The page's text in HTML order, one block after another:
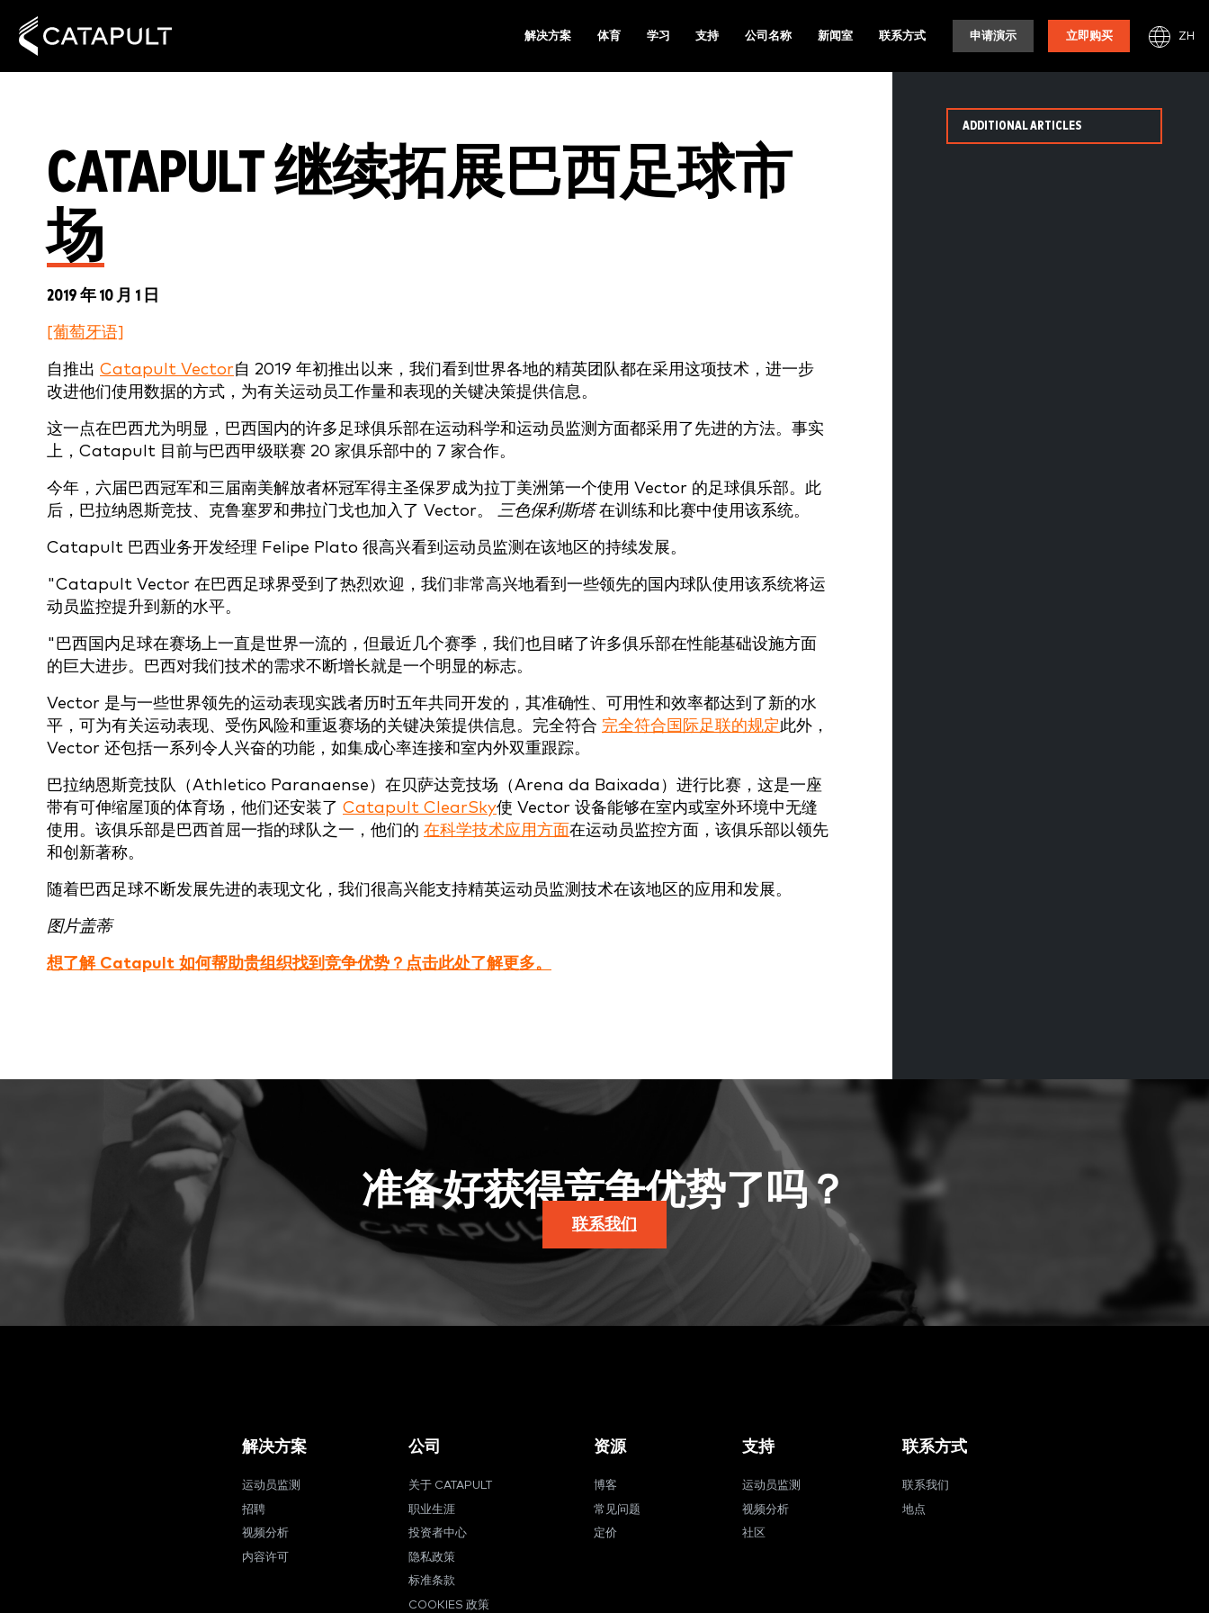
解决方案 体育 学习 支持 公司名称 新闻室 联系方式 申请演示 立即购买 ZH
CATAPULT 继续拓展巴西足球市
场
2019 年 10 月 1 日
[葡萄牙语]
自推出 Catapult Vector自 2019 年初推出以来，我们看到世界各地的精英团队都在采用这项技术，进一步
改进他们使用数据的方式，为有关运动员工作量和表现的关键决策提供信息。
这一点在巴西尤为明显，巴西国内的许多足球俱乐部在运动科学和运动员监测方面都采用了先进的方法。事实
上，Catapult 目前与巴西甲级联赛 20 家俱乐部中的 7 家合作。
今年，六届巴西冠军和三届南美解放者杯冠军得主圣保罗成为拉丁美洲第一个使用 Vector 的足球俱乐部。此
后，巴拉纳恩斯竞技、克鲁塞罗和弗拉门戈也加入了 Vector。 三色保利斯塔在训练和比赛中使用该系统。
Catapult 巴西业务开发经理 Felipe Plato 很高兴看到运动员监测在该地区的持续发展。
"Catapult Vector 在巴西足球界受到了热烈欢迎，我们非常高兴地看到一些领先的国内球队使用该系统将运
动员监控提升到新的水平。
"巴西国内足球在赛场上一直是世界一流的，但最近几个赛季，我们也目睹了许多俱乐部在性能基础设施方面
的巨大进步。巴西对我们技术的需求不断增长就是一个明显的标志。
Vector 是与一些世界领先的运动表现实践者历时五年共同开发的，其准确性、可用性和效率都达到了新的水
平，可为有关运动表现、受伤风险和重返赛场的关键决策提供信息。完全符合 完全符合国际足联的规定此外，
Vector 还包括一系列令人兴奋的功能，如集成心率连接和室内外双重跟踪。
巴拉纳恩斯竞技队（Athletico Paranaense）在贝萨达竞技场（Arena da Baixada）进行比赛，这是一座
带有可伸缩屋顶的体育场，他们还安装了 Catapult ClearSky使 Vector 设备能够在室内或室外环境中无缝
使用。该俱乐部是巴西首屈一指的球队之一，他们的 在科学技术应用方面在运动员监控方面，该俱乐部以领先
和创新著称。
随着巴西足球不断发展先进的表现文化，我们很高兴能支持精英运动员监测技术在该地区的应用和发展。
图片盖蒂
想了解 Catapult 如何帮助贵组织找到竞争优势？点击此处了解更多。
ADDITIONAL ARTICLES
准备好获得竞争优势了吗？
联系我们
解决方案
运动员监测
招聘
视频分析
内容许可
公司
关于 CATAPULT
职业生涯
投资者中心
隐私政策
标准条款
COOKIES 政策
资源
博客
常见问题
定价
支持
运动员监测
视频分析
社区
联系方式
联系我们
地点